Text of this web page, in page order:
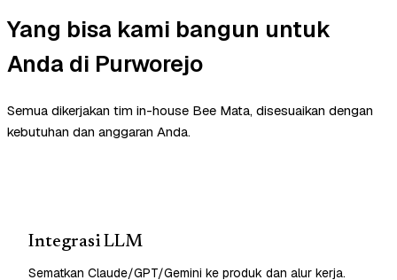
Yang bisa kami bangun untuk
Anda di Purworejo
Semua dikerjakan tim in-house Bee Mata, disesuaikan dengan
kebutuhan dan anggaran Anda.
Integrasi LLM
Sematkan Claude/GPT/Gemini ke produk dan alur kerja.